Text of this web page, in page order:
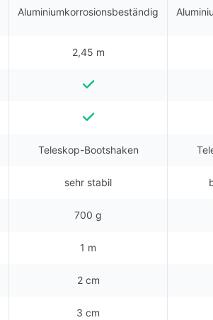
Aluminiumkorrosionsbeständig
2,45 m
Teleskop-Bootshaken
sehr stabil
700 g
1 m
2 cm
3 cm